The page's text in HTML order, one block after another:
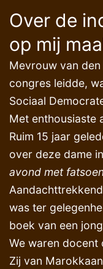
Over de
op mij
Mevrouw van
congres leidde,
Sociaal
Met enthousiaste
Ruim 15 jaar
over deze dame
avond met
was ter
boek van een
We waren docent
Zij van